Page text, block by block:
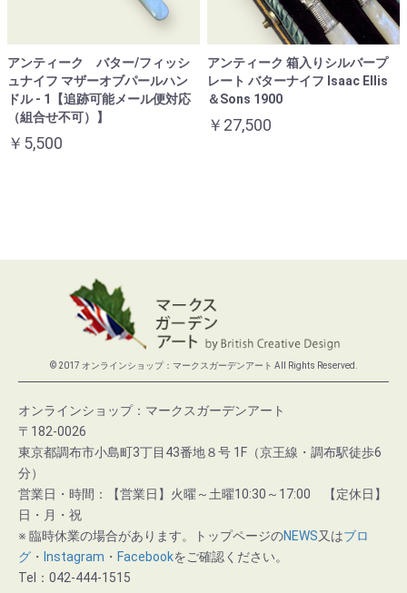
アンティーク バター/フィッシ
ュナイフ マザーオブパールハン
ドル - 1【追跡可能メール便対応
（組合せ不可）】
￥5,500
アンティーク 箱入りシルバープ
レート バターナイフ Isaac Ellis
＆Sons 1900
￥27,500
© 2017 オンラインショップ：マークスガーデンアート All Rights Reserved.
オンラインショップ：マークスガーデンアート
〒182-0026
東京都調布市小島町3丁目43番地８号 1F（京王線・調布駅徒歩6
分）
営業日・時間：【営業日】火曜～土曜10:30～17:00 【定休日】
日・月・祝
※ 臨時休業の場合があります。トップページのNEWS又はブロ
グ ・ Instagram ・ Facebookをご確認ください。
Tel：042-444-1515